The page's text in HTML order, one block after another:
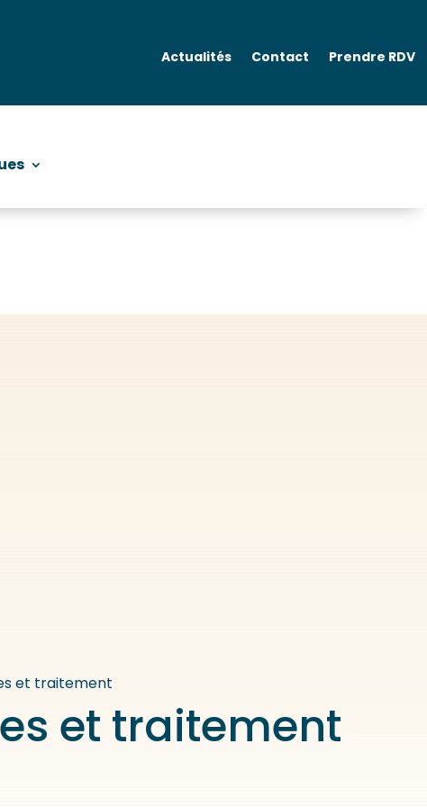
Actualités Contact Prendre RDV
Cataracte
et traitement
et traitement